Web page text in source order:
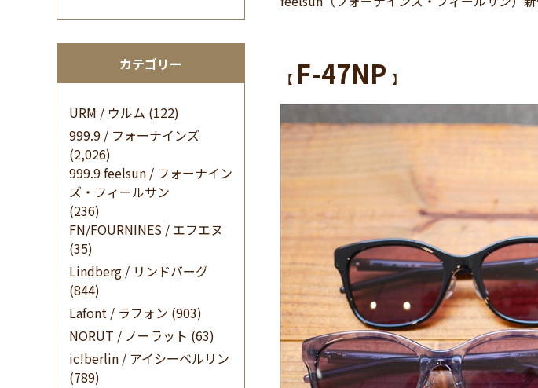
カテゴリー
URM / ウルム (122)
999.9 / フォーナインズ
(2,026)
999.9 feelsun / フォーナイン
ズ・フィールサン
(236)
FN/FOURNINES / エフエヌ
(35)
Lindberg / リンドバーグ
(844)
Lafont / ラフォン (903)
NORUT / ノーラット (63)
ic!berlin / アイシーベルリン
(789)
【 F-47NP 】